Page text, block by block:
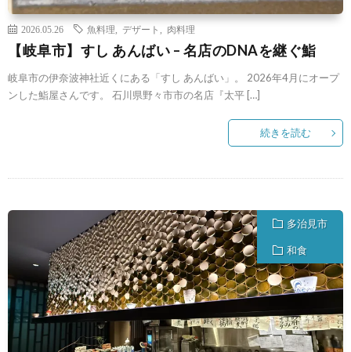
2026.05.26 魚料理 デザート 肉料理
【岐阜市】すし あんばい – 名店のDNAを継ぐ鮨
岐阜市の伊奈波神社近くにある「すし あんばい」。 2026年4月にオープ
ンした鮨屋さんです。 石川県野々市市の名店『太平 […]
続きを読む
多治見市
和食